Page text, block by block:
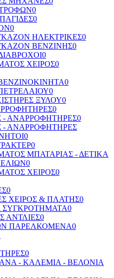
0
0
0
ΗΛΕΚΤΡΙΚΕΣ0
ΒΕΝΖΙΝΗΣ0
0
ΧΕΙΡΟΣ0
0
0
ΞΥΛΟΥ0
0
- ΑΝΑΡΡΟΦΗΤΗΡΕΣ0
- ΑΝΑΡΡΟΦΗΤΗΡΕΣ
0
0
ΜΠΑΤΑΡΙΑΣ - ΔΕΤΙΚΑ
0
ΧΕΙΡΟΣ0
0
ΧΕΙΡΟΣ & ΠΛΑΤΗΣ0
ΣΥΓΚΡΟΤΗΜΑΤΑ0
ΑΝΤΛΙΕΣ0
ΠΑΡΕΛΚΟΜΕΝΑ0
0
- ΚΑΛΕΜΙΑ - ΒΕΛΟΝΙΑ